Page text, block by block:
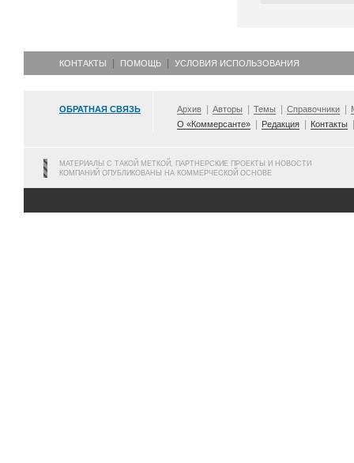
КОНТАКТЫ ПОМОЩЬ УСЛОВИЯ ИСПОЛЬЗОВАНИЯ
ОБРАТНАЯ СВЯЗЬ Архив Авторы Темы Справочники
О «Коммерсанте»
Редакция Контакты
МАТЕРИАЛЫ С ТАКОЙ МЕТКОЙ, ПАРТНЕРСКИЕ ПРОЕКТЫ И НОВОСТИ
КОМПАНИЙ ОПУБЛИКОВАНЫ НА КОММЕРЧЕСКОЙ ОСНОВЕ